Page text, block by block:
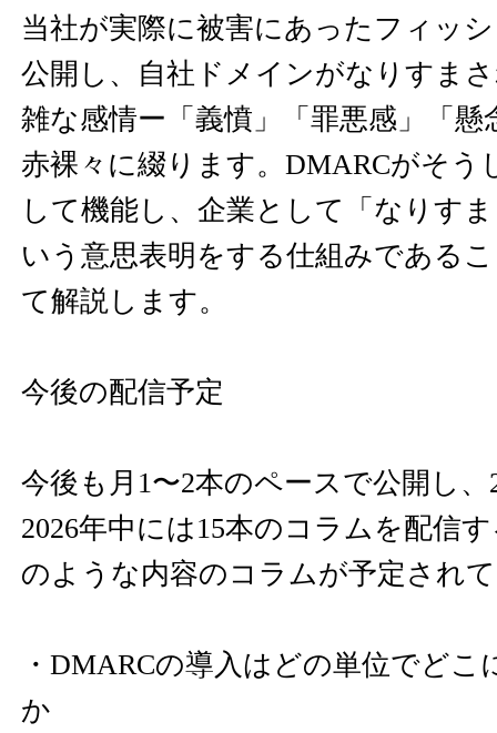
当社が実際に被害にあったフィッ
公開し、自社ドメインがなりすま
雑な感情ー「義憤」「罪悪感」「懸
赤裸々に綴ります。DMARCがそう
して機能し、企業として「なりす
いう意思表明をする仕組みである
て解説します。
今後の配信予定
今後も月1〜2本のペースで公開し、
2026年中には15本のコラムを配信
のような内容のコラムが予定され
・DMARCの導入はどの単位でどこ
か